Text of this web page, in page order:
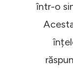
într-o